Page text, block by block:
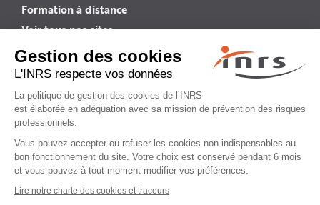
Formation à distance
Voir tous nos sites →
INRS English
INRS (english version)
Plan du site
Mentions légales
Politique de confidentialité